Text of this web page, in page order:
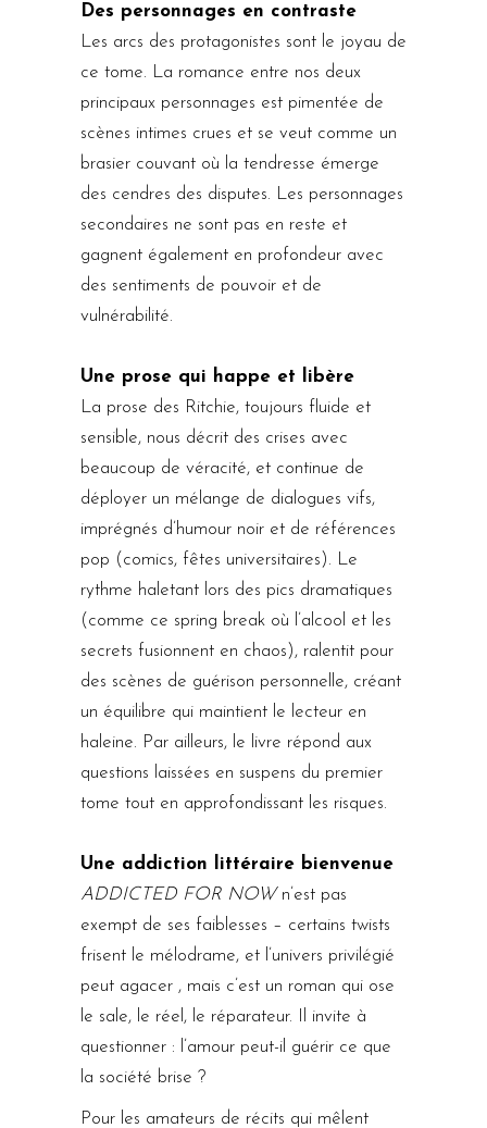
Des personnages en contraste
Les arcs des protagonistes sont le joyau de
ce tome. La romance entre nos deux
principaux personnages est pimentée de
scènes intimes crues et se veut comme un
brasier couvant où la tendresse émerge
des cendres des disputes. Les personnages
secondaires ne sont pas en reste et
gagnent également en profondeur avec
des sentiments de pouvoir et de
vulnérabilité.
Une prose qui happe et libère
La prose des Ritchie, toujours fluide et
sensible, nous décrit des crises avec
beaucoup de véracité, et continue de
déployer un mélange de dialogues vifs,
imprégnés d’humour noir et de références
pop (comics, fêtes universitaires). Le
rythme haletant lors des pics dramatiques
(comme ce spring break où l’alcool et les
secrets fusionnent en chaos), ralentit pour
des scènes de guérison personnelle, créant
un équilibre qui maintient le lecteur en
haleine. Par ailleurs, le livre répond aux
questions laissées en suspens du premier
tome tout en approfondissant les risques.
Une addiction littéraire bienvenue
ADDICTED FOR NOWn’est pas
exempt de ses faiblesses – certains twists
frisent le mélodrame, et l’univers privilégié
peut agacer , mais c’est un roman qui ose
le sale, le réel, le réparateur. Il invite à
questionner : l’amour peut-il guérir ce que
la société brise ?
Pour les amateurs de récits qui mêlent